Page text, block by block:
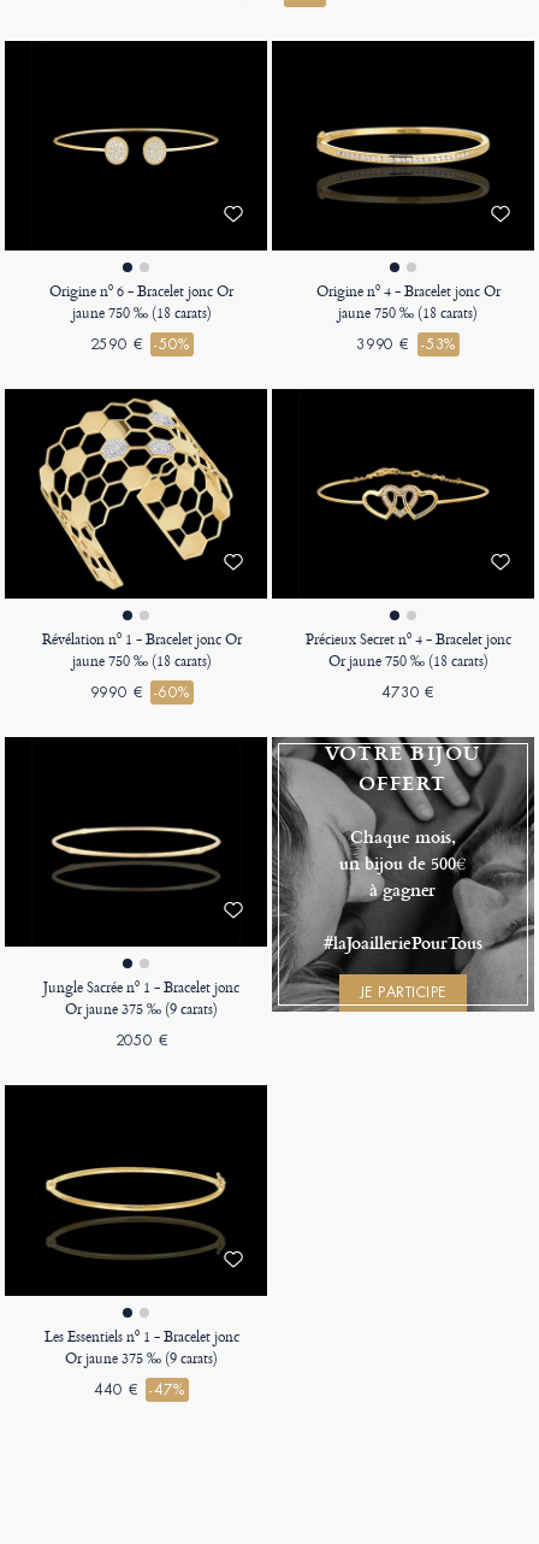
Origine nº 6 - Bracelet jonc Or
jaune 750 ‰ (18 carats)
2590 € -50%
Origine nº 4 - Bracelet jonc Or
jaune 750 ‰ (18 carats)
3990 € -53%
Révélation nº 1 - Bracelet jonc Or
jaune 750 ‰ (18 carats)
9990 € -60%
Précieux Secret nº 4 - Bracelet jonc
Or jaune 750 ‰ (18 carats)
4730 €
Jungle Sacrée nº 1 - Bracelet jonc
Or jaune 375 ‰ (9 carats)
2050 €
VOTRE BIJOU
OFFERT
Chaque mois,
un bijou de 500€
à gagner
#laJoailleriePourTous
JE PARTICIPE
Les Essentiels nº 1 - Bracelet jonc
Or jaune 375 ‰ (9 carats)
440 € -47%